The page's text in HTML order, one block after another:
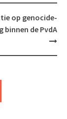
op genocide-
binnen de PvdA